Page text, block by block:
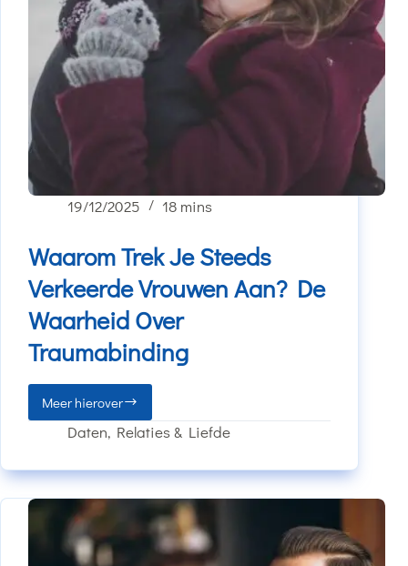
19/12/2025 18 mins
Waarom Trek Je Steeds
Verkeerde Vrouwen Aan? De
Waarheid Over
Traumabinding
Meer hierover
Daten, Relaties & Liefde